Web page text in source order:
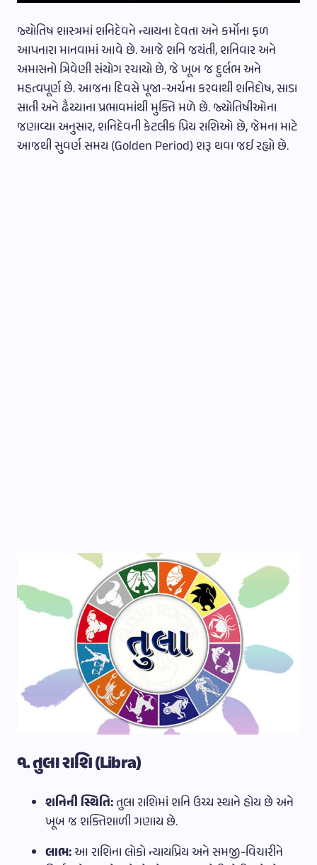
જ્યોતિષ શાસ્ત્રમાં શનિદેવને ન્યાયના દેવતા અને કર્મોના ફળ
આપનારા માનવામાં આવે છે. આજે શનિ જયંતી, શનિવાર અને
અમાસનો ત્રિવેણી સંયોગ રચાયો છે, જે ખૂબ જ દુર્લભ અને
મહત્વપૂર્ણ છે. આજના દિવસે પૂજા-અર્ચના કરવાથી શનિદોષ, સાડા
સાતી અને ઢૈય્યાના પ્રભાવમાંથી મુક્તિ મળે છે. જ્યોતિષીઓના
જણાવ્યા અનુસાર, શનિદેવની કેટલીક પ્રિય રાશિઓ છે, જેમના માટે
આજથી સુવર્ણ સમય (Golden Period) શરૂ થવા જઈ રહ્યો છે.
૧. તુલા રાશિ (Libra)
શનિની સ્થિતિ:તુલા રાશિમાં શનિ ઉચ્ચ સ્થાને હોય છે અને
ખૂબ જ શક્તિશાળી ગણાય છે.
લાભ:આ રાશિના લોકો ન્યાયપ્રિય અને સમજી-વિચારીને